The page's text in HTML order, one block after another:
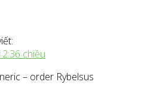
chiều
– order Rybelsus